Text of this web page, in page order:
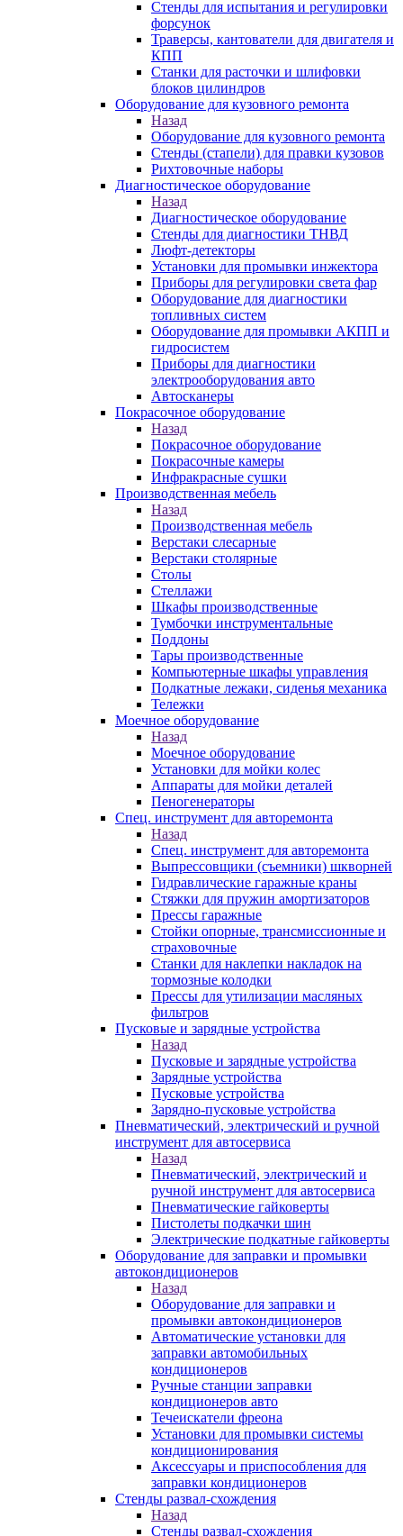
Стенды для испытания и регулировки
форсунок
Траверсы, кантователи для двигателя и
КПП
Станки для расточки и шлифовки
блоков цилиндров
Оборудование для кузовного ремонта
Назад
Оборудование для кузовного ремонта
Стенды (стапели) для правки кузовов
Рихтовочные наборы
Диагностическое оборудование
Назад
Диагностическое оборудование
Стенды для диагностики ТНВД
Люфт-детекторы
Установки для промывки инжектора
Приборы для регулировки света фар
Оборудование для диагностики
топливных систем
Оборудование для промывки АКПП и
гидросистем
Приборы для диагностики
электрооборудования авто
Автосканеры
Покрасочное оборудование
Назад
Покрасочное оборудование
Покрасочные камеры
Инфракрасные сушки
Производственная мебель
Назад
Производственная мебель
Верстаки слесарные
Верстаки столярные
Столы
Стеллажи
Шкафы производственные
Тумбочки инструментальные
Поддоны
Тары производственные
Компьютерные шкафы управления
Подкатные лежаки, сиденья механика
Тележки
Моечное оборудование
Назад
Моечное оборудование
Установки для мойки колес
Аппараты для мойки деталей
Пеногенераторы
Спец. инструмент для авторемонта
Назад
Спец. инструмент для авторемонта
Выпрессовщики (съемники) шкворней
Гидравлические гаражные краны
Стяжки для пружин амортизаторов
Прессы гаражные
Стойки опорные, трансмиссионные и
страховочные
Станки для наклепки накладок на
тормозные колодки
Прессы для утилизации масляных
фильтров
Пусковые и зарядные устройства
Назад
Пусковые и зарядные устройства
Зарядные устройства
Пусковые устройства
Зарядно-пусковые устройства
Пневматический, электрический и ручной
инструмент для автосервиса
Назад
Пневматический, электрический и
ручной инструмент для автосервиса
Пневматические гайковерты
Пистолеты подкачки шин
Электрические подкатные гайковерты
Оборудование для заправки и промывки
автокондиционеров
Назад
Оборудование для заправки и
промывки автокондиционеров
Автоматические установки для
заправки автомобильных
кондиционеров
Ручные станции заправки
кондиционеров авто
Течеискатели фреона
Установки для промывки системы
кондиционирования
Аксессуары и приспособления для
заправки кондиционеров
Стенды развал-схождения
Назад
Стенды развал-схождения